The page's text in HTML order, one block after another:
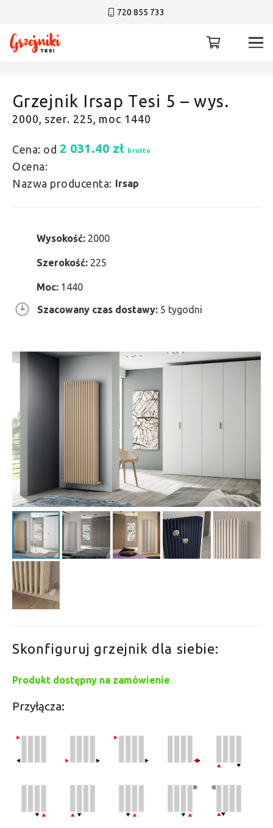
720 855 733
Grzejnik Irsap Tesi 5 – wys.
2000, szer. 225, moc 1440
Cena: od 2 031.40 zł brutto
Ocena:
Nazwa producenta: Irsap
Wysokość: 2000
Szerokość: 225
Moc: 1440
Szacowany czas dostawy: 5 tygodni
Skonfiguruj grzejnik dla siebie:
Produkt dostępny na zamówienie
Przyłącza: